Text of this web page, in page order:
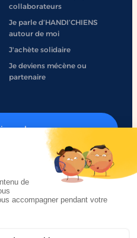
collaborateurs
Je parle d’HANDI’CHIENS
autour de moi
J'achète solidaire
Je deviens mécène ou
partenaire
un don
entreprise